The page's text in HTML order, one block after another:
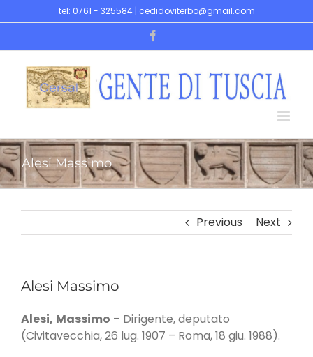
to
tel: 0761 - 325584 | cedidoviterbo@gmail.com
Alesi Massimo
Previous Next
Alesi Massimo
Alesi, Massimo – Dirigente, deputato
(Civitavec­chia, 26 lug. 1907 – Roma, 18 giu. 1988).